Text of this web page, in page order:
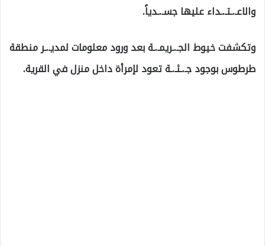
والاعـ.ـتـ.ـداء عليها جسـ.ـدياً.
وتكشفت خيوط الجـ.ـريمـ.ـة بعد ورود معلومات لمديـ.ـر منطقة
طرطوس بوجود جـ.ـثـ.ـة تعود لإمرأة داخل منزل في القرية.